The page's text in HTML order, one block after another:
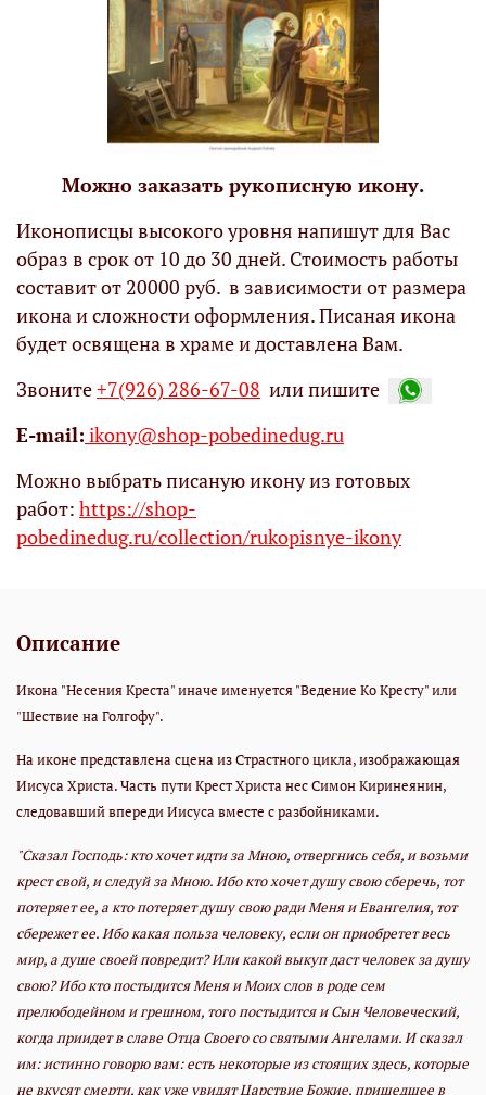
Можно заказать рукописную икону.
Иконописцы высокого уровня напишут для Вас
образ в срок от 10 до 30 дней. Стоимость работы
составит от 20000 руб. в зависимости от размера
икона и сложности оформления. Писаная икона
будет освящена в храме и доставлена Вам.
Звоните+7(926) 286-67-08 или пишите
Е-mail: ikony@shop-pobedinedug.ru
Можно выбрать писаную икону из готовых
работ: https://shop-
pobedinedug.ru/collection/rukopisnye-ikony
Описание
Икона "Несения Креста" иначе именуется "Ведение Ко Кресту" или
"Шествие на Голгофу".
На иконе представлена сцена из Страстного цикла, изображающая
Иисуса Христа. Часть пути Крест Христа нес Симон Киринеянин,
следовавший впереди Иисуса вместе с разбойниками.
"Сказал Господь: кто хочет идти за Мною, отвергнись себя, и возьми
крест свой, и следуй за Мною. Ибо кто хочет душу свою сберечь, тот
потеряет ее, а кто потеряет душу свою ради Меня и Евангелия, тот
сбережет ее. Ибо какая польза человеку, если он приобретет весь
мир, а душе своей повредит? Или какой выкуп даст человек за душу
свою? Ибо кто постыдится Меня и Моих слов в роде сем
прелюбодейном и грешном, того постыдится и Сын Человеческий,
когда приидет в славе Отца Своего со святыми Ангелами. И сказал
им: истинно говорю вам: есть некоторые из стоящих здесь, которые
не вкусят смерти, как уже увидят Царствие Божие, пришедшее в